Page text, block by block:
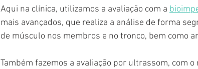
Aqui na clínica, utilizamos a avaliação com a
mais avançados, que realiza a análise de forma
de músculo nos membros e no tronco, bem como
Também fazemos a avaliação por ultrassom, com